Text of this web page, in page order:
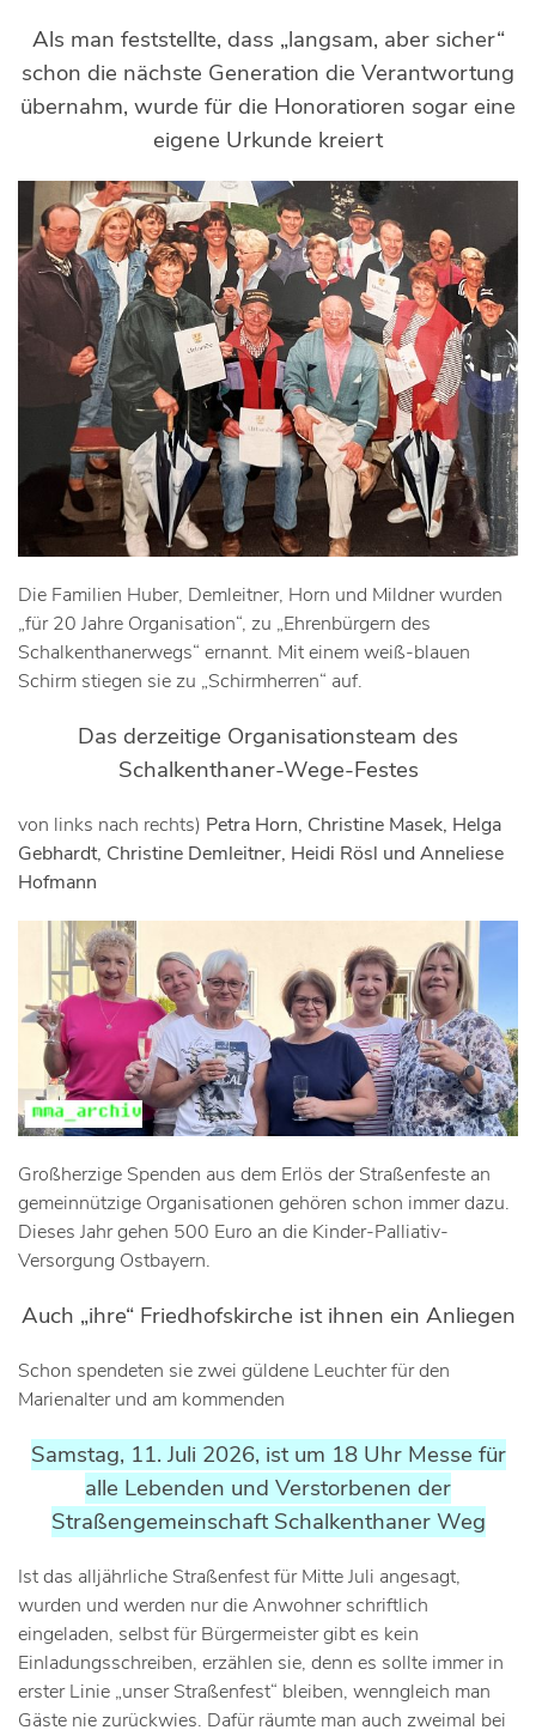
Als man feststellte, dass „langsam, aber sicher“
schon die nächste Generation die Verantwortung
übernahm, wurde für die Honoratioren sogar eine
eigene Urkunde kreiert
Die Familien Huber, Demleitner, Horn und Mildner wurden
„für 20 Jahre Organisation“, zu „Ehrenbürgern des
Schalkenthanerwegs“ ernannt. Mit einem weiß-blauen
Schirm stiegen sie zu „Schirmherren“ auf.
Das derzeitige Organisationsteam des
Schalkenthaner-Wege-Festes
von links nach rechts) Petra Horn, Christine Masek, Helga
Gebhardt, Christine Demleitner, Heidi Rösl und Anneliese
Hofmann
Großherzige Spenden aus dem Erlös der Straßenfeste an
gemeinnützige Organisationen gehören schon immer dazu.
Dieses Jahr gehen 500 Euro an die Kinder-Palliativ-
Versorgung Ostbayern.
Auch „ihre“ Friedhofskirche ist ihnen ein Anliegen
Schon spendeten sie zwei güldene Leuchter für den
Marienalter und am kommenden
Samstag, 11. Juli 2026, ist um 18 Uhr Messe für
alle Lebenden und Verstorbenen der
Straßengemeinschaft Schalkenthaner Weg
Ist das alljährliche Straßenfest für Mitte Juli angesagt,
wurden und werden nur die Anwohner schriftlich
eingeladen, selbst für Bürgermeister gibt es kein
Einladungsschreiben, erzählen sie, denn es sollte immer in
erster Linie „unser Straßenfest“ bleiben, wenngleich man
Gäste nie zurückwies. Dafür räumte man auch zweimal bei